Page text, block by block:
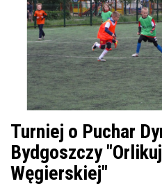
Turniej o Puchar
Bydgoszczy
Węgierskiej"